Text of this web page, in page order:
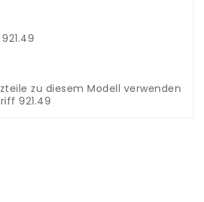
zu diesem Modell verwenden
921.49